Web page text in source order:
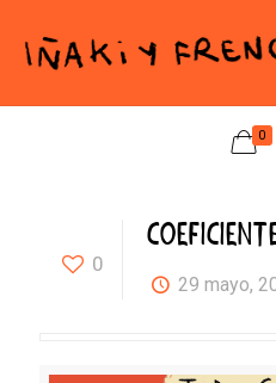
0
0
29 mayo,